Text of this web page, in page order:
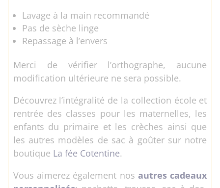
Lavage à la main recommandé
Pas de sèche linge
Repassage à l’envers
Merci de vérifier l’orthographe, aucune
modification ultérieure ne sera possible.
Découvrez l’intégralité de la collection école et
rentrée des classes pour les maternelles, les
enfants du primaire et les crèches ainsi que
les autres modèles de sac à goûter sur notre
boutique La fée Cotentine.
Vous aimerez également nos autres cadeaux